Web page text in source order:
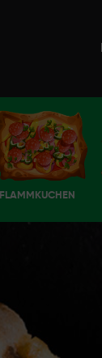
FLAMMKUCHEN